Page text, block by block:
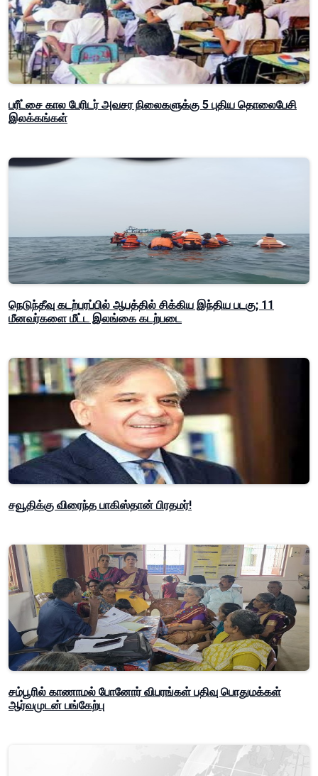
பரீட்சை கால பேரிடர் அவசர நிலைகளுக்கு 5 புதிய தொலைபேசி
இலக்கங்கள்
நெடுந்தீவு கடற்பரப்பில் ஆபத்தில் சிக்கிய இந்திய படகு; 11
மீனவர்களை மீட்ட இலங்கை கடற்படை
சவூதிக்கு விரைந்த பாகிஸ்தான் பிரதமர்!
சம்பூரில் காணாமல் போனோர் விபரங்கள் பதிவு பொதுமக்கள்
ஆர்வமுடன் பங்கேற்பு